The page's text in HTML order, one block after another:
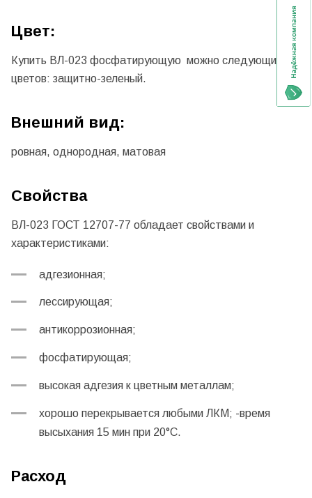
Цвет:
Купить ВЛ-023 фосфатирующую можно следующих
цветов: защитно-зеленый.
Внешний вид:
ровная, однородная, матовая
Свойства
ВЛ-023 ГОСТ 12707-77 обладает свойствами и
характеристиками:
адгезионная;
лессирующая;
антикоррозионная;
фосфатирующая;
высокая адгезия к цветным металлам;
хорошо перекрывается любыми ЛКМ; -время
высыхания 15 мин при 20°С.
Расход